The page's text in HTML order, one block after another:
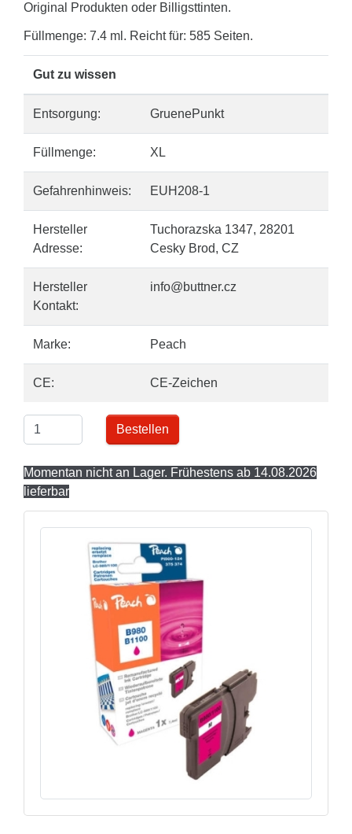
Original Produkten oder Billigsttinten.
Füllmenge: 7.4 ml. Reicht für: 585 Seiten.
Gut zu wissen
Entsorgung: GruenePunkt
Füllmenge: XL
Gefahrenhinweis: EUH208-1
Hersteller
Adresse:
Tuchorazska 1347, 28201
Cesky Brod, CZ
Hersteller
Kontakt:
info@buttner.cz
Marke: Peach
CE: CE-Zeichen
Bestellen
Momentan nicht an Lager. Frühestens ab 14.08.2026
lieferbar